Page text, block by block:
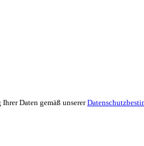
Daten gemäß unserer